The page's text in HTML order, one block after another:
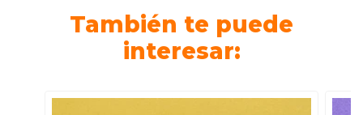
También te puede
interesar: